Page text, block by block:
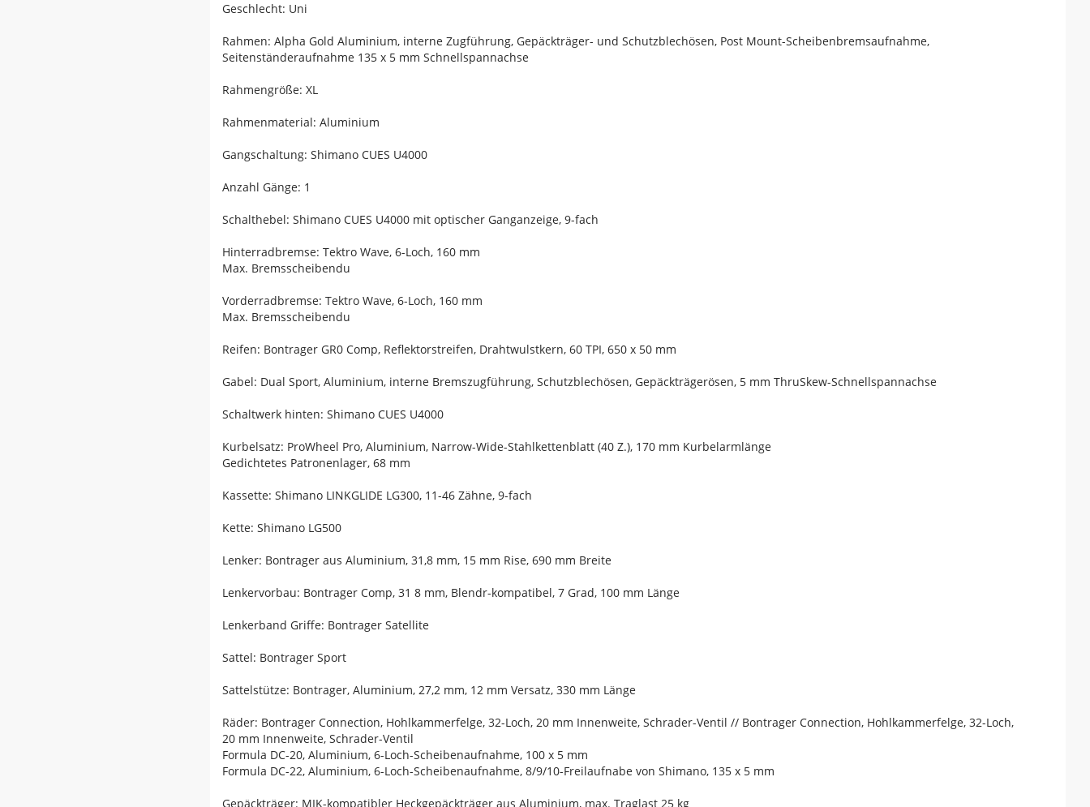
Geschlecht: Uni
Rahmen: Alpha Gold Aluminium, interne Zugführung, Gepäckträger- und Schutzblechösen, Post Mount-Scheibenbremsaufnahme,
Seitenständeraufnahme 135 x 5 mm Schnellspannachse
Rahmengröße: XL
Rahmenmaterial: Aluminium
Gangschaltung: Shimano CUES U4000
Anzahl Gänge: 1
Schalthebel: Shimano CUES U4000 mit optischer Ganganzeige, 9-fach
Hinterradbremse: Tektro Wave, 6-Loch, 160 mm
Max. Bremsscheibendu
Vorderradbremse: Tektro Wave, 6-Loch, 160 mm
Max. Bremsscheibendu
Reifen: Bontrager GR0 Comp, Reflektorstreifen, Drahtwulstkern, 60 TPI, 650 x 50 mm
Gabel: Dual Sport, Aluminium, interne Bremszugführung, Schutzblechösen, Gepäckträgerösen, 5 mm ThruSkew-Schnellspannachse
Schaltwerk hinten: Shimano CUES U4000
Kurbelsatz: ProWheel Pro, Aluminium, Narrow-Wide-Stahlkettenblatt (40 Z.), 170 mm Kurbelarmlänge
Gedichtetes Patronenlager, 68 mm
Kassette: Shimano LINKGLIDE LG300, 11-46 Zähne, 9-fach
Kette: Shimano LG500
Lenker: Bontrager aus Aluminium, 31,8 mm, 15 mm Rise, 690 mm Breite
Lenkervorbau: Bontrager Comp, 31 8 mm, Blendr-kompatibel, 7 Grad, 100 mm Länge
Lenkerband Griffe: Bontrager Satellite
Sattel: Bontrager Sport
Sattelstütze: Bontrager, Aluminium, 27,2 mm, 12 mm Versatz, 330 mm Länge
Räder: Bontrager Connection, Hohlkammerfelge, 32-Loch, 20 mm Innenweite, Schrader-Ventil // Bontrager Connection, Hohlkammerfelge, 32-Loch,
20 mm Innenweite, Schrader-Ventil
Formula DC-20, Aluminium, 6-Loch-Scheibenaufnahme, 100 x 5 mm
Formula DC-22, Aluminium, 6-Loch-Scheibenaufnahme, 8/9/10-Freilaufnabe von Shimano, 135 x 5 mm
Gepäckträger: MIK-kompatibler Heckgepäckträger aus Aluminium, max. Traglast 25 kg